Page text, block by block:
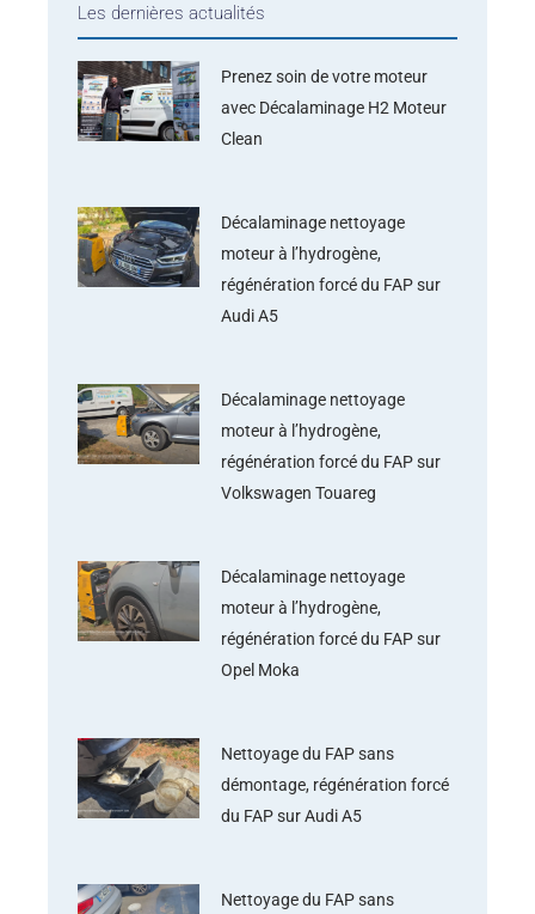
Les dernières actualités
Prenez soin de votre moteur
avec Décalaminage H2 Moteur
Clean
Décalaminage nettoyage
moteur à l’hydrogène,
régénération forcé du FAP sur
Audi A5
Décalaminage nettoyage
moteur à l’hydrogène,
régénération forcé du FAP sur
Volkswagen Touareg
Décalaminage nettoyage
moteur à l’hydrogène,
régénération forcé du FAP sur
Opel Moka
Nettoyage du FAP sans
démontage, régénération forcé
du FAP sur Audi A5
Nettoyage du FAP sans